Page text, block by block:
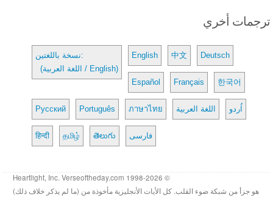
ترجمات أخري
نسخة باللغتين:
(اللغة العربية / English)
English 中文 Deutsch
Español Français 한국어
Русский Português ภาษาไทย اللغة العربية اُردو
हिन्दी தமிழ் తెలుగు فارسی
© 1998-2026 Heartlight, Inc. Verseoftheday.com
هو جزأ من شبكة ضوء القلب. كل الأيات الأنجليزية مأخوذة من (ما لم يذكر خلاف ذلك)